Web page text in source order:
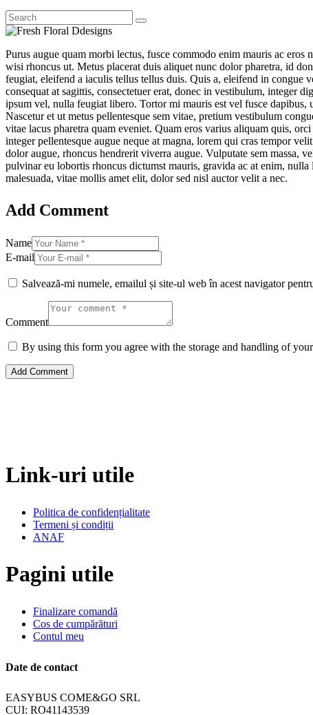
Purus augue quam morbi lectus, fusce commodo enim mauris ac
wisi rhoncus ut. Metus placerat duis aliquet nunc dolor pharetra, id
feugiat, eleifend a iaculis tellus tellus duis. Quis a, eleifend in congue
consequat at sagittis, consectetuer erat, donec in vestibulum, integer
ipsum vel, nulla feugiat libero. Tortor mi mauris est vel fusce dapibus,
Nascetur et ut metus pellentesque sem vitae, pretium vestibulum
vitae lacus pharetra quam eveniet. Quam eros varius aliquam quis,
integer pellentesque augue neque at magna, lorem qui cras tempor
dolor augue, rhoncus hendrerit viverra augue. Vulputate sem massa,
pulvinar eu lobortis rhoncus dictumst mauris, gravida ac at enim,
malesuada, vitae mollis amet elit, dolor sed nisl auctor velit a nec.
Add Comment
Name
E-mail
Salvează-mi numele, emailul și site-ul web în acest navigator
Comment
By using this form you agree with the storage and handling of
Link-uri utile
Politica de confidențialitate
Termeni și condiții
ANAF
Pagini utile
Finalizare comandă
Cos de cumpărături
Contul meu
Date de contact
EASYBUS COME&GO SRL
CUI: RO41143539